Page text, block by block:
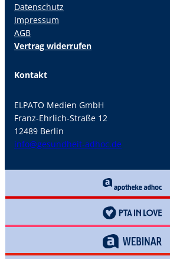
Datenschutz
Impressum
AGB
Vertrag widerrufen
Kontakt
ELPATO Medien GmbH
Franz-Ehrlich-Straße 12
12489 Berlin
info@gesundheit-adhoc.de